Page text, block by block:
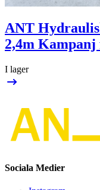
ANT
2,4m
I lager
Sociala Medier